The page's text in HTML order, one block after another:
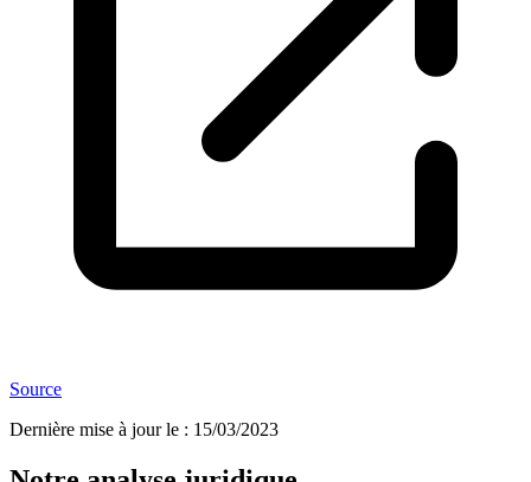
Source
Dernière mise à jour le : 15/03/2023